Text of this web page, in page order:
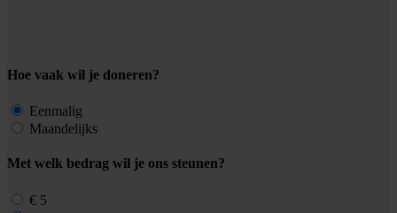
Hoe vaak wil je doneren?
Eenmalig
Maandelijks
Met welk bedrag wil je ons steunen?
€ 5